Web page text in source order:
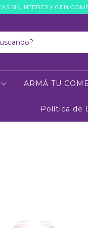
SIN INTERES Y 6 EN
ARMÁ TU
Política de